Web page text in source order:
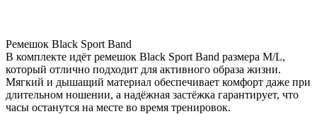
Ремешок Black Sport Band
В комплекте идёт ремешок Black Sport Band размера M/L,
который отлично подходит для активного образа жизни.
Мягкий и дышащий материал обеспечивает комфорт даже при
длительном ношении, а надёжная застёжка гарантирует, что
часы останутся на месте во время тренировок.